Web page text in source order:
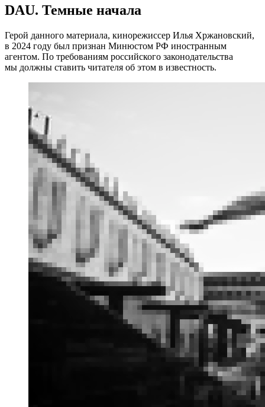
DAU. Темные начала
Герой данного материала, кинорежиссер Илья Хржановский,
в 2024 году был признан Минюстом РФ иностранным
агентом. По требованиям российского законодательства
мы должны ставить читателя об этом в известность.